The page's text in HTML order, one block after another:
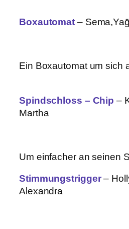
Boxautomat –
Ein Boxautomat um sich
Spindschloss – Chip –
Martha
Um einfacher an seinen
Stimmungstrigger–
Alexandra